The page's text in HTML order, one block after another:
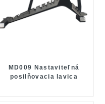
MD009 Nastaviteľná
posilňovacia lavica